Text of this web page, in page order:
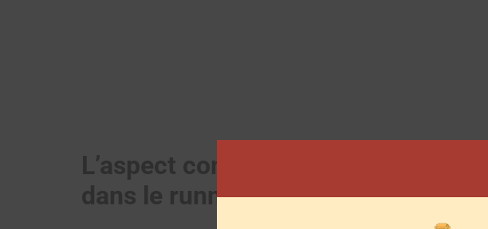
L’aspect communautaire, le coeur
dans le running